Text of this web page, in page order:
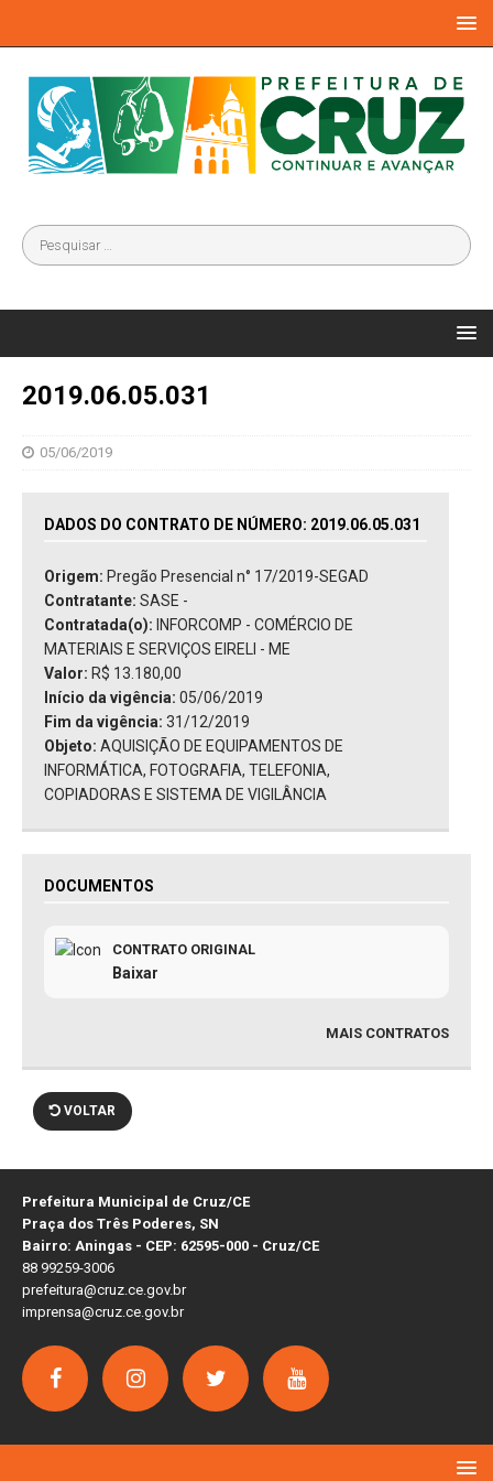
2019.06.05.031
05/06/2019
DADOS DO CONTRATO DE NÚMERO: 2019.06.05.031
Origem: Pregão Presencial n° 17/2019-SEGAD
Contratante: SASE -
Contratada(o): INFORCOMP - COMÉRCIO DE
MATERIAIS E SERVIÇOS EIRELI - ME
Valor: R$ 13.180,00
Início da vigência: 05/06/2019
Fim da vigência: 31/12/2019
Objeto: AQUISIÇÃO DE EQUIPAMENTOS DE
INFORMÁTICA, FOTOGRAFIA, TELEFONIA,
COPIADORAS E SISTEMA DE VIGILÂNCIA
DOCUMENTOS
CONTRATO ORIGINAL
Baixar
MAIS CONTRATOS
VOLTAR
Prefeitura Municipal de Cruz/CE
Praça dos Três Poderes, SN
Bairro: Aningas - CEP: 62595-000 - Cruz/CE
88 99259-3006
prefeitura@cruz.ce.gov.br
imprensa@cruz.ce.gov.br